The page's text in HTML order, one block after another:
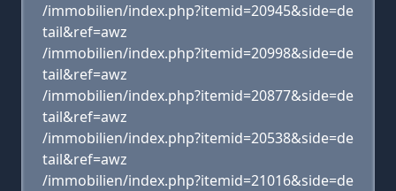
/immobilien/index.php?itemid=20945&side=de
tail&ref=awz
/immobilien/index.php?itemid=20998&side=de
tail&ref=awz
/immobilien/index.php?itemid=20877&side=de
tail&ref=awz
/immobilien/index.php?itemid=20538&side=de
tail&ref=awz
/immobilien/index.php?itemid=21016&side=de